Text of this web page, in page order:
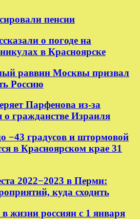
пенсии
о погоде на
в Красноярске
раввин Москвы призвал
Россию
Парфенова из-за
о гражданстве Израиля
−43 градусов и штормовой
в Красноярском крае 31
2022−2023 в Перми:
куда сходить
жизни россиян с 1 января